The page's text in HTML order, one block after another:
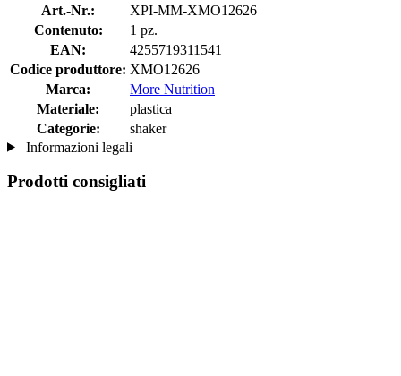
Art.-Nr.:
XPI-MM-XMO12626
Contenuto:
1 pz.
EAN:
4255719311541
Codice produttore: XMO12626
Marca:
More Nutrition
Materiale:
plastica
Categorie:
shaker
Informazioni legali
Prodotti consigliati